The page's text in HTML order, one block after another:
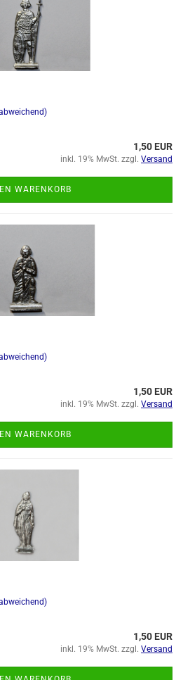
1,50 EUR
inkl. 19% MwSt. zzgl. Versand
WARENKORB
1,50 EUR
inkl. 19% MwSt. zzgl. Versand
WARENKORB
1,50 EUR
inkl. 19% MwSt. zzgl. Versand